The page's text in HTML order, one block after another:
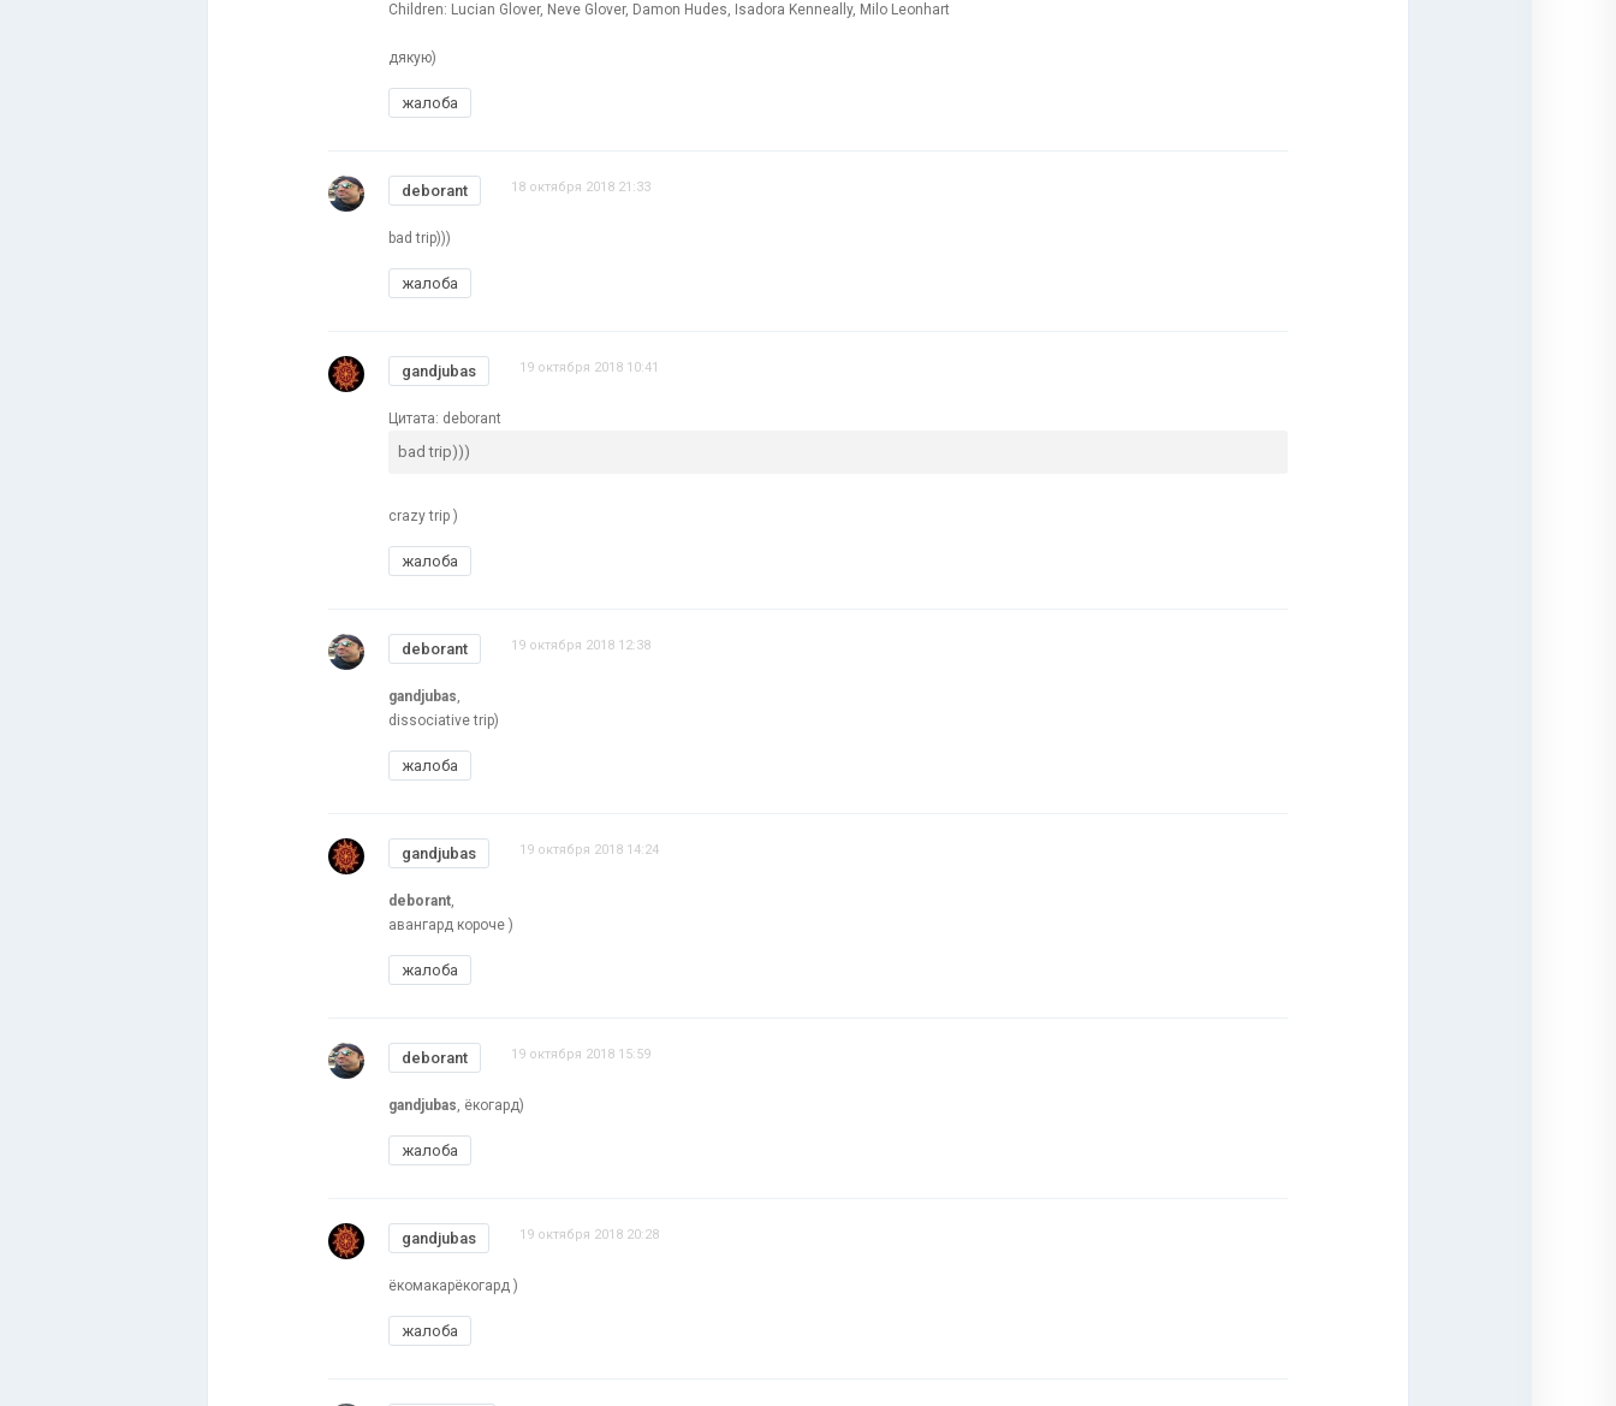
Children: Lucian Glover, Neve Glover, Damon Hudes, Isadora Kenneally, Milo Leonhart
дякую)
жалоба
deborant 18 октября 2018 21:33
bad trip)))
жалоба
gandjubas 19 октября 2018 10:41
Цитата: deborant
bad trip)))
crazy trip )
жалоба
deborant 19 октября 2018 12:38
gandjubas,
dissociative trip)
жалоба
gandjubas 19 октября 2018 14:24
deborant,
авангард короче )
жалоба
deborant 19 октября 2018 15:59
gandjubas, ёкогард)
жалоба
gandjubas 19 октября 2018 20:28
ёкомакарёкогард )
жалоба